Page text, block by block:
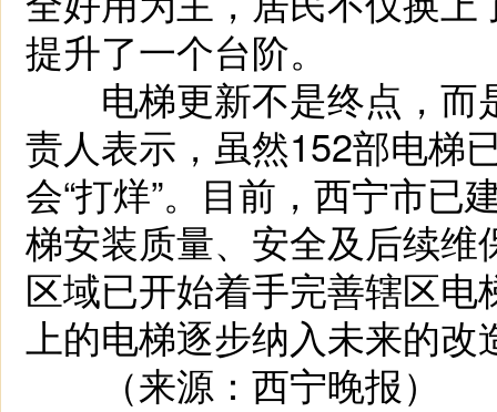
提升了一个台阶。
电梯更新不是终点，而
责人表示，虽然152部电梯
会“打烊”。目前，西宁市已
梯安装质量、安全及后续
区域已开始着手完善辖区电
上的电梯逐步纳入未来的改
（来源：西宁晚报）